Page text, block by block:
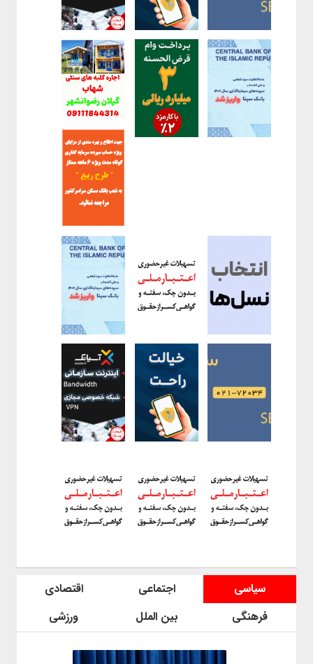
سیاسی اجتماعی
اقتصادی
فرهنگی
بین الملل ورزشی